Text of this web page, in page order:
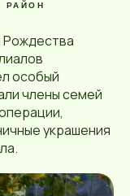
РАЙОН
Рождества
особый
члены семей
украшения